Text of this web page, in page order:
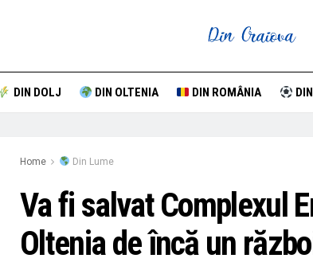
DIN DOLJ DIN OLTENIA DIN ROMÂNIA
Home Din Lume
Va fi salvat Complexul
Oltenia de încă un